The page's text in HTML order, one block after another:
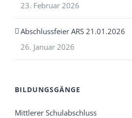
23. Februar 2026
Abschlussfeier ARS 21.01.2026
26. Januar 2026
BILDUNGSGÄNGE
Mittlerer Schulabschluss